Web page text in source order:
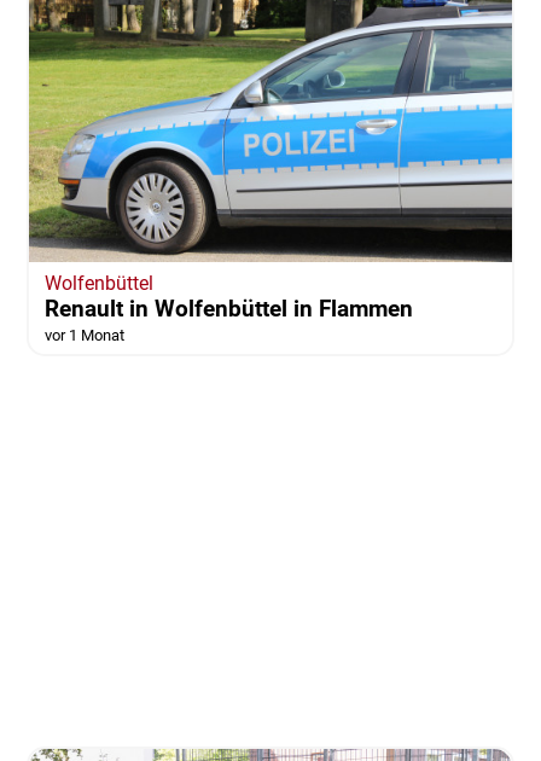
Wolfenbüttel
Renault in Wolfenbüttel in Flammen
vor 1 Monat